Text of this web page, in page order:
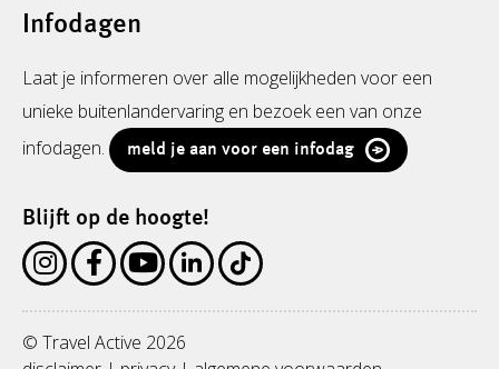
Infodagen
Laat je informeren over alle mogelijkheden voor een
unieke buitenlandervaring en bezoek een van onze
infodagen.
meld je aan voor een infodag
Blijft op de hoogte!
© Travel Active 2026